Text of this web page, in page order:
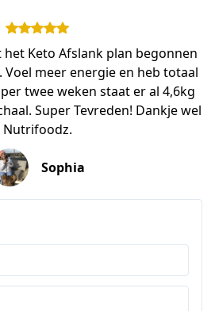
Keto Afslank plan begonnen
Voel meer energie en heb totaal
twee weken staat er al 4,6kg
Super Tevreden! Dankje wel
Nutrifoodz.
Sophia